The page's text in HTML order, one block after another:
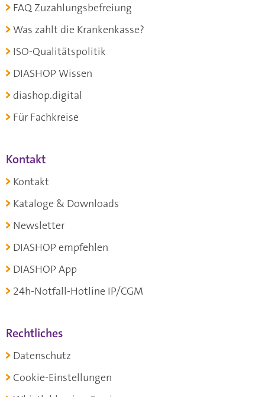
FAQ Zuzahlungsbefreiung
Was zahlt die Krankenkasse?
ISO-Qualitätspolitik
DIASHOP Wissen
diashop.digital
Für Fachkreise
Kontakt
Kontakt
Kataloge & Downloads
Newsletter
DIASHOP empfehlen
DIASHOP App
24h-Notfall-Hotline IP/CGM
Rechtliches
Datenschutz
Cookie-Einstellungen